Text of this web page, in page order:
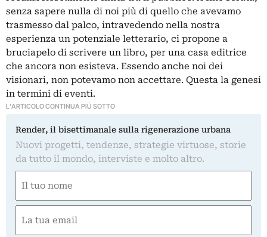
senza sapere nulla di noi più di quello che avevamo
trasmesso dal palco, intravedendo nella nostra
esperienza un potenziale letterario, ci propone a
bruciapelo di scrivere un libro, per una casa editrice
che ancora non esisteva. Essendo anche noi dei
visionari, non potevamo non accettare. Questa la genesi
in termini di eventi.
L'ARTICOLO CONTINUA PIÙ SOTTO
Render, il bisettimanale sulla rigenerazione urbana
Nuovi progetti, tendenze, strategie virtuose, storie
da tutto il mondo, interviste e molto altro.
(Obbligatorio)
Nome
(Obbligatorio)